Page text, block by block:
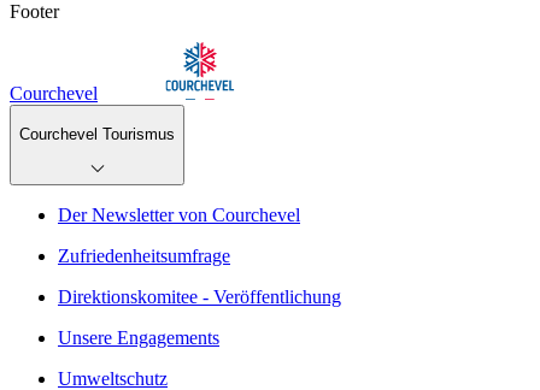
Footer
Courchevel
Courchevel Tourismus
Der Newsletter von Courchevel
Zufriedenheitsumfrage
Direktionskomitee - Veröffentlichung
Unsere Engagements
Umweltschutz